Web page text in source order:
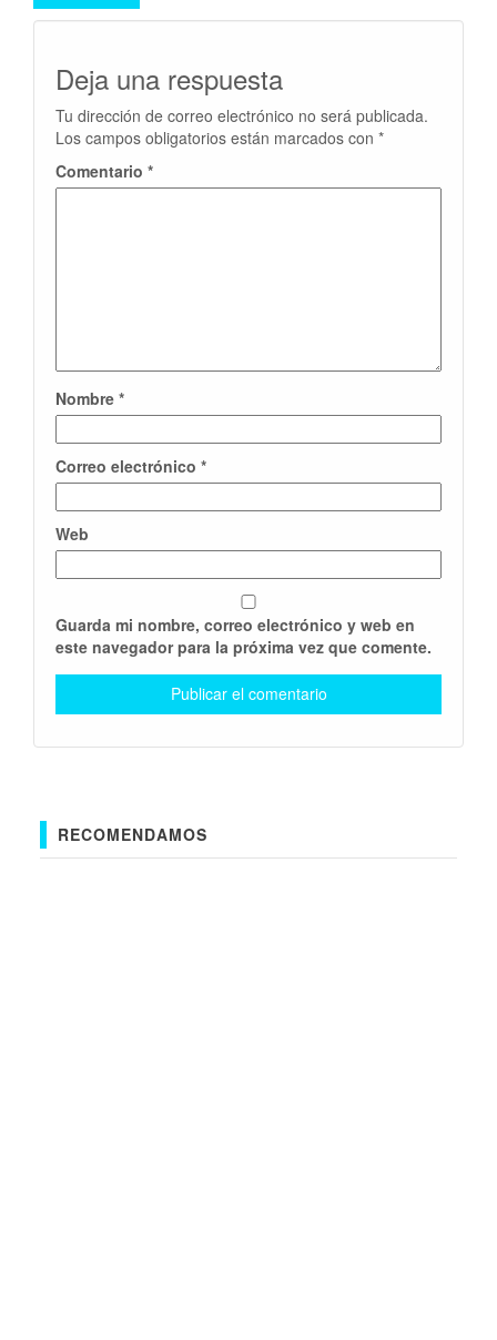
Deja una respuesta
Tu dirección de correo electrónico no será publicada.
Los campos obligatorios están marcados con *
Comentario *
Nombre *
Correo electrónico *
Web
Guarda mi nombre, correo electrónico y web en
este navegador para la próxima vez que comente.
RECOMENDAMOS